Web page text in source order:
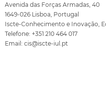
Rita Guerra
the EASP
Committee
Avenida das Forças Armadas, 40
1649-026 Lisboa, Portugal
Iscte-Conhecimento e Inovação,
Telefone: +351 210 464 017
Email: cis@iscte-iul.pt